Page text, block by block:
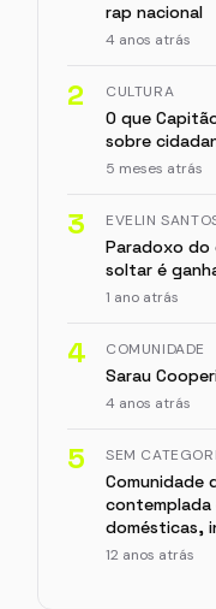
rap nacional
4 anos atrás
2 CULTURA
O que
sobre
5 meses atrás
3 EVELIN
Paradoxo do
soltar é
1 ano atrás
4 COMUNIDADE
Sarau
4 anos atrás
5 SEM
Comunidade
contemplada
domésticas,
12 anos atrás